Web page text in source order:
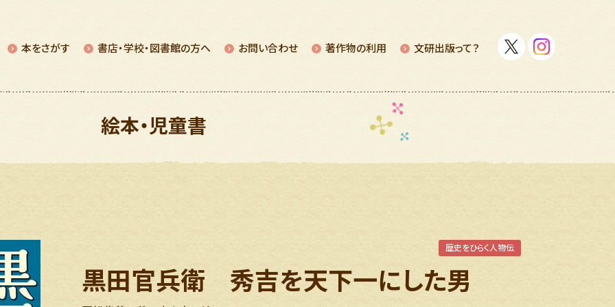
本をさがす 書店・学校・図書館の⽅へ お問い合わせ 著作物の利⽤ ⽂研出版って？
絵本・児童書
歴史をひらく人物伝
黒田官兵衛 秀吉を天下一にした男